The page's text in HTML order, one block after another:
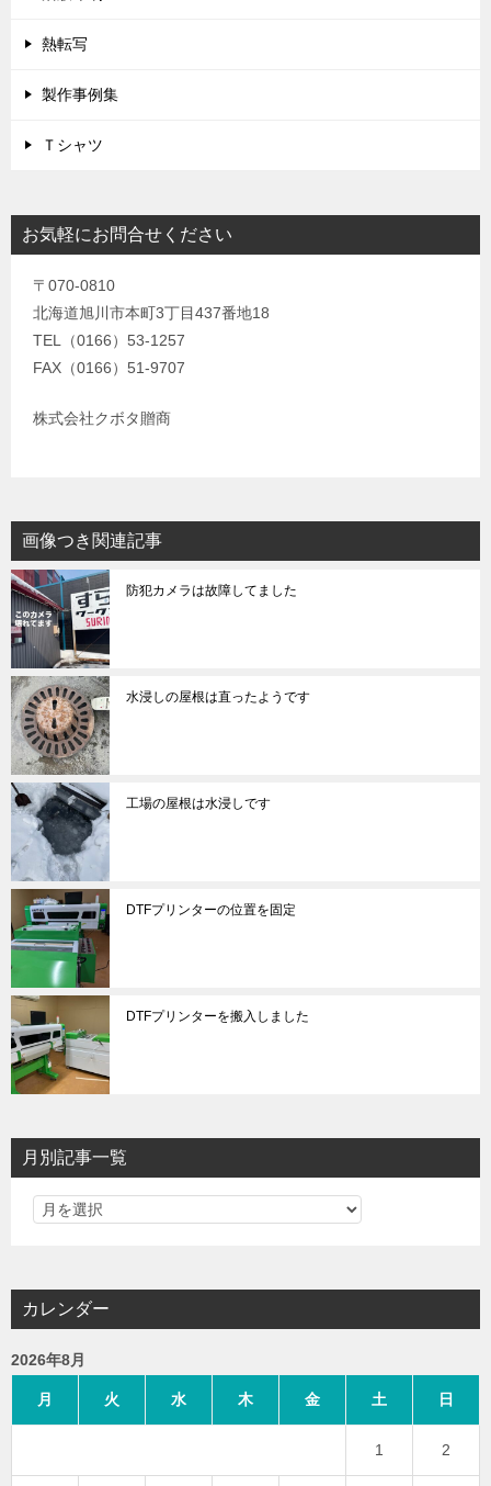
熱転写
製作事例集
Ｔシャツ
お気軽にお問合せください
〒070-0810
北海道旭川市本町3丁目437番地18
TEL（0166）53-1257
FAX（0166）51-9707
株式会社クボタ贈商
画像つき関連記事
防犯カメラは故障してました
水浸しの屋根は直ったようです
工場の屋根は水浸しです
DTFプリンターの位置を固定
DTFプリンターを搬入しました
月別記事一覧
カレンダー
2026年8月
月 火 水 木 金 土 日
1 2